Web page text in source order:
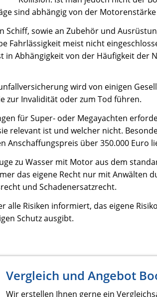
sind abhängig von der
Schiff, sowie an Zubehör und
Fahrlässigkeit meist nicht
in Abhängigkeit von der Häufigkeit
wird von einigen
zur Invalidität oder zum Tod führen.
für Super- oder Megayachten
relevant ist und welcher nicht.
Anschaffungspreis über 350.000 Euro
zu Wasser mit Motor aus dem
das eigene Recht nur mit Anwälten
und Schadenersatzrecht.
alle Risiken informiert, das eigene
Schutz ausgibt.
Vergleich und Angebot
Wir erstellen Ihnen gerne ein